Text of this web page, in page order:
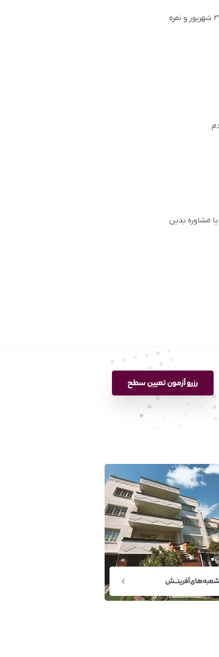
برای اسپیکینگ دنبال پارتنر خانم هستم اگر کسی تمایل داشته باشه . اسپیکینگ ۷ شدم توی آزمون. آزمون بعدی ۲۷ شهریور و نمره
مشاوره بدین
رزرو آزمون تعیین سطح
شعبه‌های آفرینــش